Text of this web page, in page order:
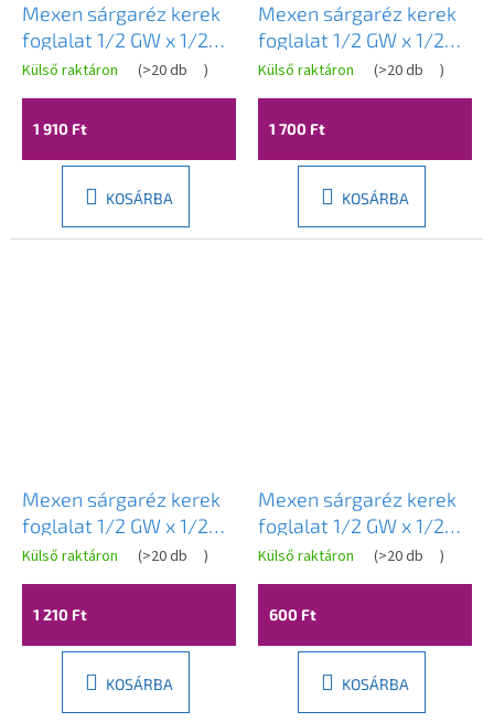
Mexen sárgaréz kerek
foglalat 1/2 GW x 1/2
GZ, 80 mm - W97415-
1212-80
Külső raktáron (>20 db )
1 910 Ft
KOSÁRBA
Mexen sárgaréz kerek
foglalat 1/2 GW x 1/2
GZ, 70 mm - W97415-
1212-70
Külső raktáron (>20 db )
1 700 Ft
KOSÁRBA
Mexen sárgaréz kerek
foglalat 1/2 GW x 1/2
GZ, 50 mm - W97415-
1212-50
Külső raktáron (>20 db )
1 210 Ft
KOSÁRBA
Mexen sárgaréz kerek
foglalat 1/2 GW x 1/2
GZ, 20 mm - W97415-
1212-20
Külső raktáron (>20 db )
600 Ft
KOSÁRBA